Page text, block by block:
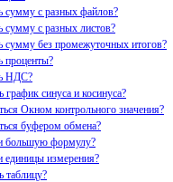
сумму с разных файлов?
сумму с разных листов?
сумму без промежуточных итогов?
проценты?
НДС?
график синуса и косинуса?
Окном контрольного значения?
буфером обмена?
большую формулу?
единицы измерения?
таблицу?